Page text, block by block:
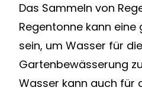
Das Sammeln von
Regentonne kann
sein, um Wasser für die
Gartenbewässerung
Wasser kann auch für